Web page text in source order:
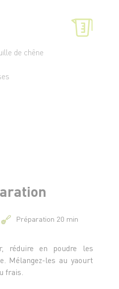
de chêne
Préparation 20 min
réduire en poudre les
Mélangez-les au yaourt
frais.